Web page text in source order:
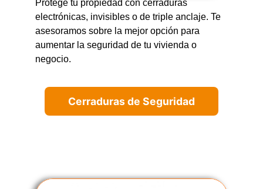
Protege tu propiedad con cerraduras
electrónicas, invisibles o de triple anclaje. Te
asesoramos sobre la mejor opción para
aumentar la seguridad de tu vivienda o
negocio.
Cerraduras de Seguridad